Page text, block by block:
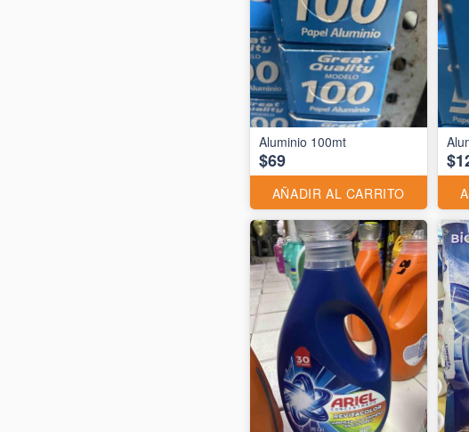
$69
AÑADIR AL CARRITO